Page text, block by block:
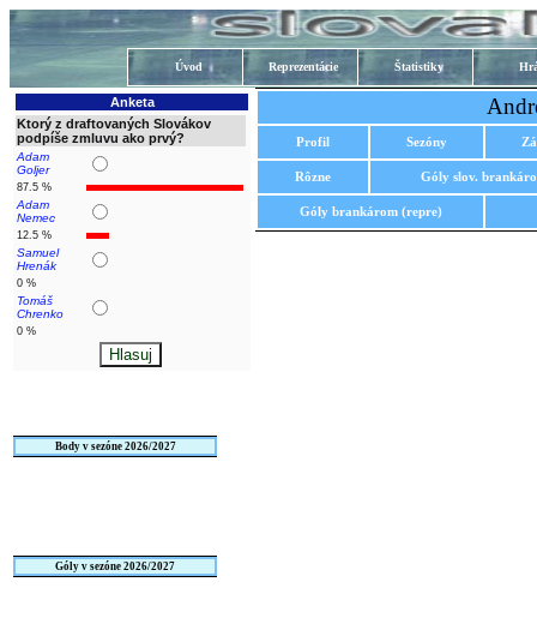
Úvod Reprezentácie Štatistiky
Anketa
Ktorý z draftovaných Slovákov
podpíše zmluvu ako prvý?
Adam
Goljer
87.5 %
Adam
Nemec
12.5 %
Samuel
Hrenák
0 %
Tomáš
Chrenko
0 %
Body v sezóne 2026/2027
Góly v sezóne 2026/2027
Profil Sezóny
Rôzne Góly slov.
Góly brankárom (repre)